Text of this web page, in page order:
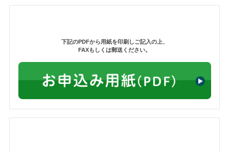
下記のPDFから用紙を印刷しご記入の上、
FAXもしくは郵送ください。